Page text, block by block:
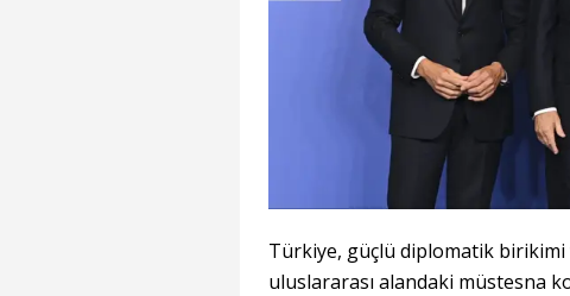
Türkiye, güçlü diplomatik
uluslararası alandaki müstesna